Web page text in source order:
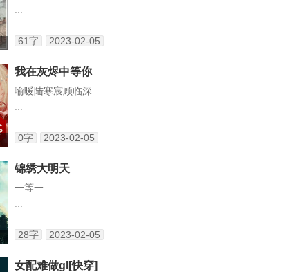
61字 2023-02-05
我在灰烬中等你
喻暖陆寒宸顾临深
0字 2023-02-05
锦绣大明天
一等一
28字 2023-02-05
女配难做gl[快穿]